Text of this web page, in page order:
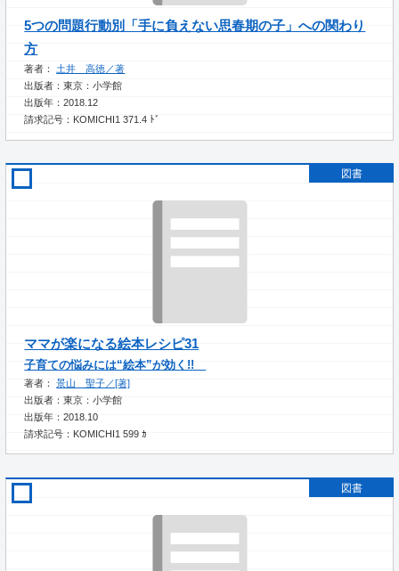
5つの問題行動別「手に負えない思春期の子」への関わり
方
著者： 土井 高徳／著
出版者：東京：小学館
出版年：2018.12
請求記号：KOMICHI1 371.4 ﾄﾞ
図書
ママが楽になる絵本レシピ31
子育ての悩みには“絵本”が効く!!
著者：景山 聖子／[著]
出版者：東京：小学館
出版年：2018.10
請求記号：KOMICHI1 599 ｶ
図書